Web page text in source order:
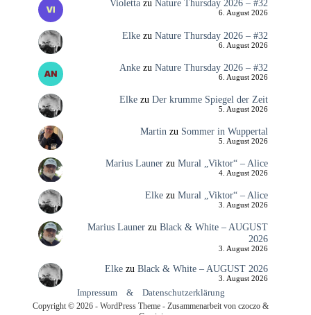
Violettazu Nature Thursday 2026 – #32
6. August 2026
Elkezu Nature Thursday 2026 – #32
6. August 2026
Ankezu Nature Thursday 2026 – #32
6. August 2026
Elkezu Der krumme Spiegel der Zeit
5. August 2026
Martin zu Sommer in Wuppertal
5. August 2026
Marius Launerzu Mural „Viktor“ – Alice
4. August 2026
Elkezu Mural „Viktor“ – Alice
3. August 2026
Marius Launerzu Black & White – AUGUST
2026
3. August 2026
Elkezu Black & White – AUGUST 2026
3. August 2026
Impressum & Datenschutzerklärung
Copyright © 2026 - WordPress Theme - Zusammenarbeit von czoczo &